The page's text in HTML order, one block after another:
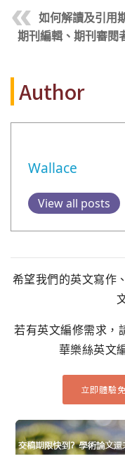
如何解讀及引用
期刊編輯、期刊審閱
Author
Wallace
View all posts
希望我們的英文寫作
若有英文編修需求，
華樂絲英文
立即體驗